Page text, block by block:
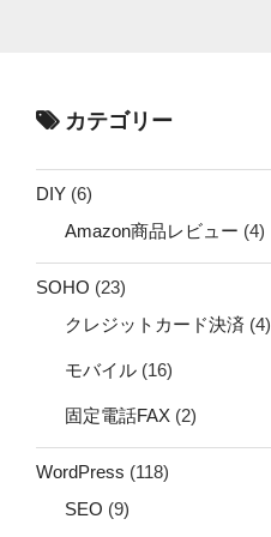
カテゴリー
DIY (6)
Amazon商品レビュー (4)
SOHO (23)
クレジットカード決済 (4)
モバイル (16)
固定電話FAX (2)
WordPress (118)
SEO (9)